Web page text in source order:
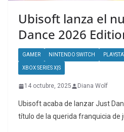
Ubisoft lanza el
Dance 2026
GAMER NINTENDO SWITCH
XBOX SERIES X|S
14 octubre, 2025 Diana Wolf
Ubisoft acaba de lanzar Just
título de la querida franquicia de